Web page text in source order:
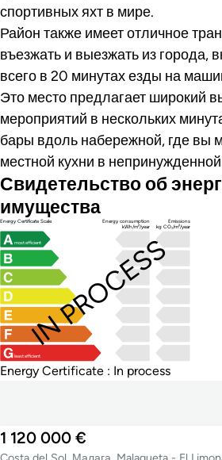
спортивных яхт в мире.
Район также имеет отличное
въезжать и выезжать из
всего в 20 минутах езды на
Это место предлагает широкий
мероприятий в нескольких
бары вдоль набережной, где вы
местной кухни в
Свидетельство об
имущества
Energy Certificate Scale
Energy consumption
kWh/m²/year
Emissions
kg CO₂/m²/year
most efficient
least efficient
IN PROCESS
Energy Certificate : In process
1 120 000 €